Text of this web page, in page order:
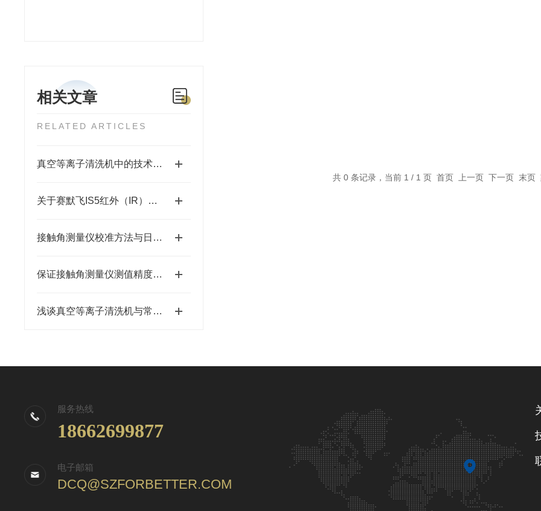
相关文章
RELATED ARTICLES
真空等离子清洗机中的技术原理，你了解吗？
关于赛默飞IS5红外（IR）光谱仪器你真的了解吗？
接触角测量仪校准方法与日常维护
保证接触角测量仪测值精度的关键要素
浅谈真空等离子清洗机与常规清洗之间的区别
共 0 条记录，当前 1 / 1 页 首页 上一页 下一页 末页
服务热线
18662699877
电子邮箱
DCQ@SZFORBETTER.COM